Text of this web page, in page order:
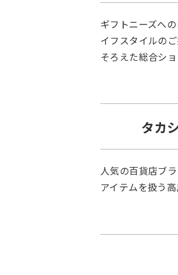
ギフトニーズへ
イフスタイルの
そろえた総合シ
タカ
人気の百貨店ブ
アイテムを扱う